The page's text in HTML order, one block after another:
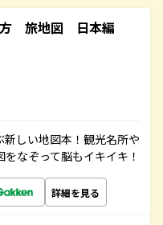
方 旅地図 日本編
しい地図本！観光名所や
なぞって脳もイキイキ！
詳細を見る